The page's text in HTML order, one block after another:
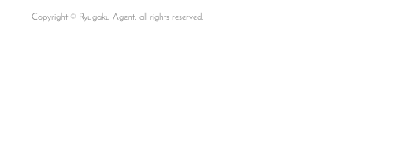
Copyright ©︎ Ryugaku Agent, all rights reserved.